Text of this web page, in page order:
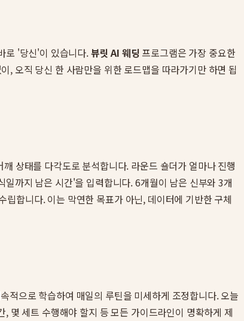
로 '당신'이 있습니다.뷰릿 AI 웨딩프로그램은 가장 중요한
, 오직 당신 한 사람만을 위한 로드맵을 따라가기만 하면 됩
상태를 다각도로 분석합니다. 라운드 숄더가 얼마나 진행
까지 남은 시간'을 입력합니다. 6개월이 남은 신부와 3개
립합니다. 이는 막연한 목표가 아닌, 데이터에 기반한 구체
적으로 학습하여 매일의 루틴을 미세하게 조정합니다. 오늘
몇 세트 수행해야 할지 등 모든 가이드라인이 명확하게 제